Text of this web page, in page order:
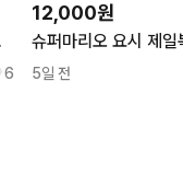
봉
6
12,000원
5일 전